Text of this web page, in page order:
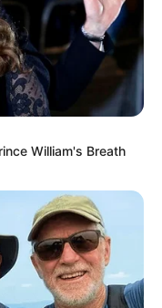
.ค. 63 กับ อ.แมน พลัง
William's Breath